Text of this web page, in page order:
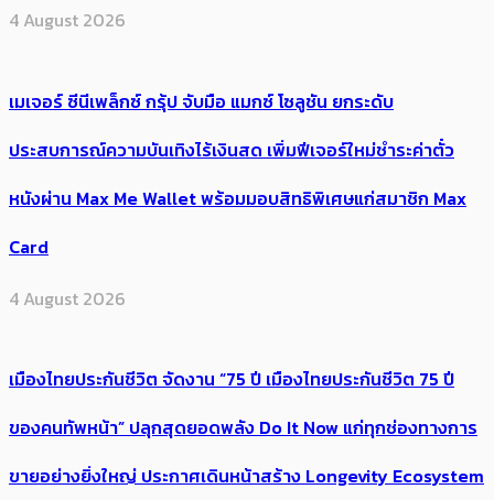
4 August 2026
เมเจอร์ ซีนีเพล็กซ์ กรุ้ป จับมือ แมกซ์ โซลูชัน ยกระดับ
ประสบการณ์ความบันเทิงไร้เงินสด เพิ่มฟีเจอร์ใหม่ชำระค่าตั๋ว
หนังผ่าน Max Me Wallet พร้อมมอบสิทธิพิเศษแก่สมาชิก Max
Card
4 August 2026
เมืองไทยประกันชีวิต จัดงาน “75 ปี เมืองไทยประกันชีวิต 75 ปี
ของคนทัพหน้า” ปลุกสุดยอดพลัง Do It Now แก่ทุกช่องทางการ
ขายอย่างยิ่งใหญ่ ประกาศเดินหน้าสร้าง Longevity Ecosystem